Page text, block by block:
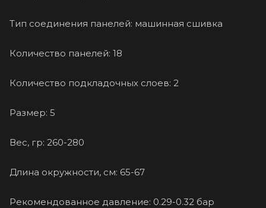
Тип соединения панелей: машинная сшивка
Количество панелей: 18
Количество подкладочных слоев: 2
Размер: 5
Вес, гр: 260-280
Длина окружности, см: 65-67
Рекомендованное давление: 0.29-0.32 бар